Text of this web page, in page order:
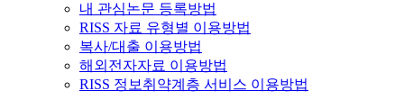
내 관심논문 등록방법
RISS 자료 유형별 이용방법
복사/대출 이용방법
해외전자자료 이용방법
RISS 정보취약계층 서비스 이용방법